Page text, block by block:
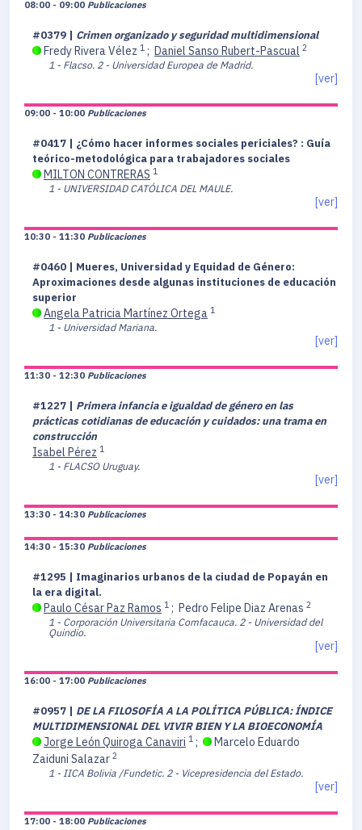
08:00 - 09:00 Publicaciones
#0379 | Crimen organizado y seguridad multidimensional
Fredy Rivera Vélez 1 ; Daniel Sanso Rubert-Pascual 2
1 - Flacso. 2 - Universidad Europea de Madrid.
[ver]
09:00 - 10:00 Publicaciones
#0417 | ¿Cómo hacer informes sociales periciales? : Guía
teórico-metodológica para trabajadores sociales
MILTON CONTRERAS 1
1 - UNIVERSIDAD CATÓLICA DEL MAULE.
[ver]
10:30 - 11:30 Publicaciones
#0460 | Mueres, Universidad y Equidad de Género:
Aproximaciones desde algunas instituciones de educación
superior
Angela Patricia Martínez Ortega 1
1 - Universidad Mariana.
[ver]
11:30 - 12:30 Publicaciones
#1227 | Primera infancia e igualdad de género en las
prácticas cotidianas de educación y cuidados: una trama en
construcción
Isabel Pérez 1
1 - FLACSO Uruguay.
[ver]
13:30 - 14:30 Publicaciones
14:30 - 15:30 Publicaciones
#1295 | Imaginarios urbanos de la ciudad de Popayán en
la era digital.
Paulo César Paz Ramos 1 ; Pedro Felipe Diaz Arenas 2
1 - Corporación Universitaria Comfacauca. 2 - Universidad del
Quindio.
[ver]
16:00 - 17:00 Publicaciones
#0957 | DE LA FILOSOFÍA A LA POLÍTICA PÚBLICA: ÍNDICE
MULTIDIMENSIONAL DEL VIVIR BIEN Y LA BIOECONOMÍA
Jorge León Quiroga Canaviri 1 ;
Marcelo Eduardo
Zaiduni Salazar 2
1 - IICA Bolivia /Fundetic. 2 - Vicepresidencia del Estado.
[ver]
17:00 - 18:00 Publicaciones